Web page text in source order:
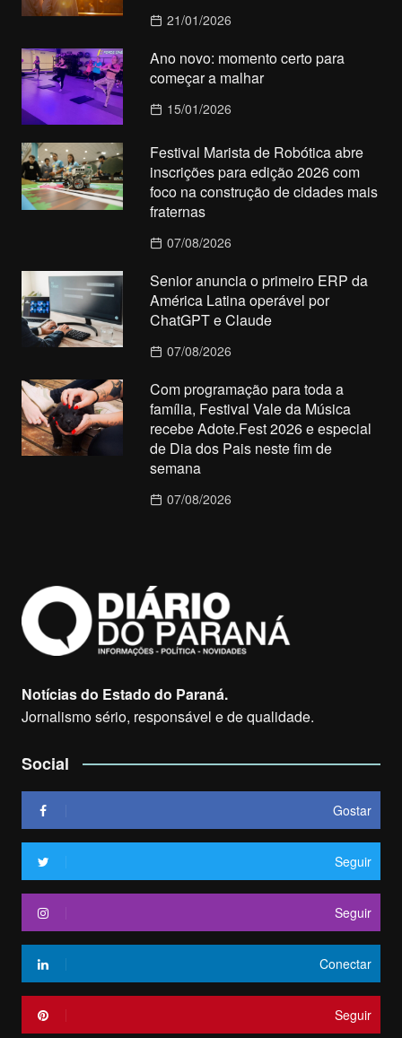
21/01/2026
Ano novo: momento certo para
começar a malhar
15/01/2026
Festival Marista de Robótica abre
inscrições para edição 2026 com
foco na construção de cidades mais
fraternas
07/08/2026
Senior anuncia o primeiro ERP da
América Latina operável por
ChatGPT e Claude
07/08/2026
Com programação para toda a
família, Festival Vale da Música
recebe Adote.Fest 2026 e especial
de Dia dos Pais neste fim de
semana
07/08/2026
Notícias do Estado do Paraná.
Jornalismo sério, responsável e de qualidade.
Social
Gostar
Seguir
Seguir
Conectar
Seguir